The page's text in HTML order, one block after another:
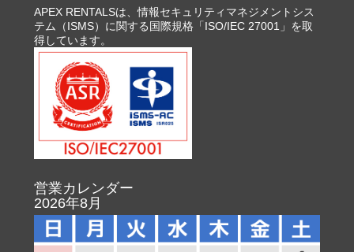
APEX RENTALSは、情報セキュリティマネジメントシス
テム（ISMS）に関する国際規格「ISO/IEC 27001」を取
得しています。
営業カレンダー
2026年8月